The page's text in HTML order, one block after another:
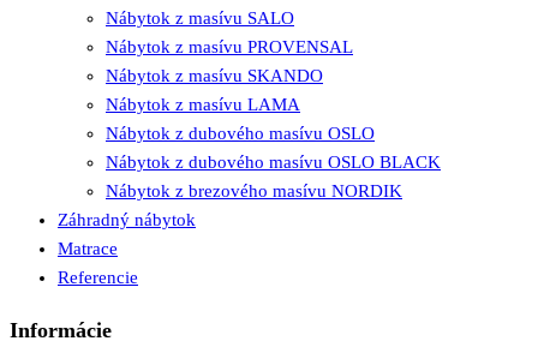
Nábytok z masívu SALO
Nábytok z masívu PROVENSAL
Nábytok z masívu SKANDO
Nábytok z masívu LAMA
Nábytok z dubového masívu OSLO
Nábytok z dubového masívu OSLO BLACK
Nábytok z brezového masívu NORDIK
Záhradný nábytok
Matrace
Referencie
Informácie